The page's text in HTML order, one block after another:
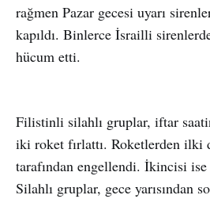
rağmen Pazar gecesi uyarı
kapıldı. Binlerce İsrailli
hücum etti.
Filistinli silahlı gruplar, iftar
iki roket fırlattı. Roketlerden ilki
tarafından engellendi. İkincisi ise
Silahlı gruplar, gece yarısından